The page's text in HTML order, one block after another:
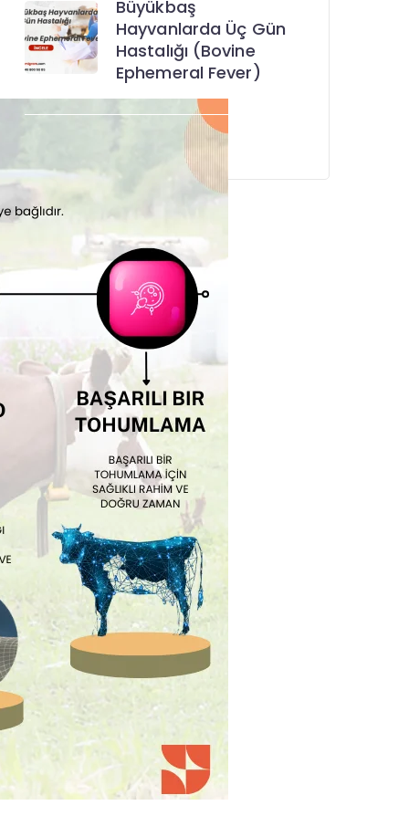
Büyükbaş
Hayvanlarda Üç Gün
Hastalığı (Bovine
Ephemeral Fever)